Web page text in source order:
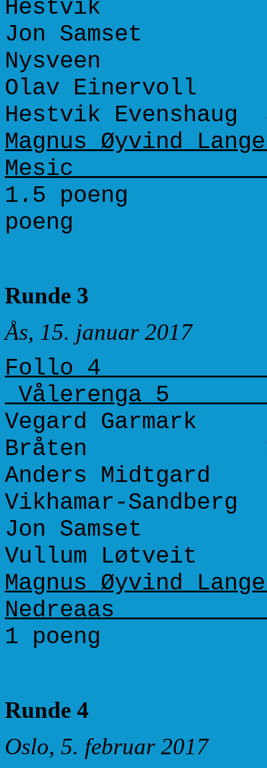
Hestvik
Jon Samset
Nysveen
Olav
Hestvik
Magnus Øyvind
Mesic
1.5
poeng
Runde 3
Ås, 15. januar 2017
Vegard
Bråten
Anders
Vikhamar-
Jon
Vullum
Magnus Øyvind
Nedreaas
1
Runde 4
Oslo, 5. februar 2017